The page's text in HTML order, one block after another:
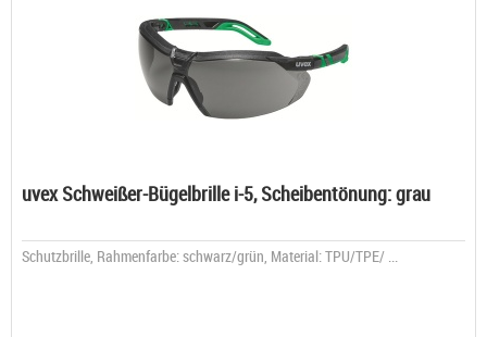
uvex Schweißer-Bügelbrille i-5, Scheibentönung: grau
Schutzbrille, Rahmenfarbe: schwarz/grün, Material: TPU/TPE/ ...